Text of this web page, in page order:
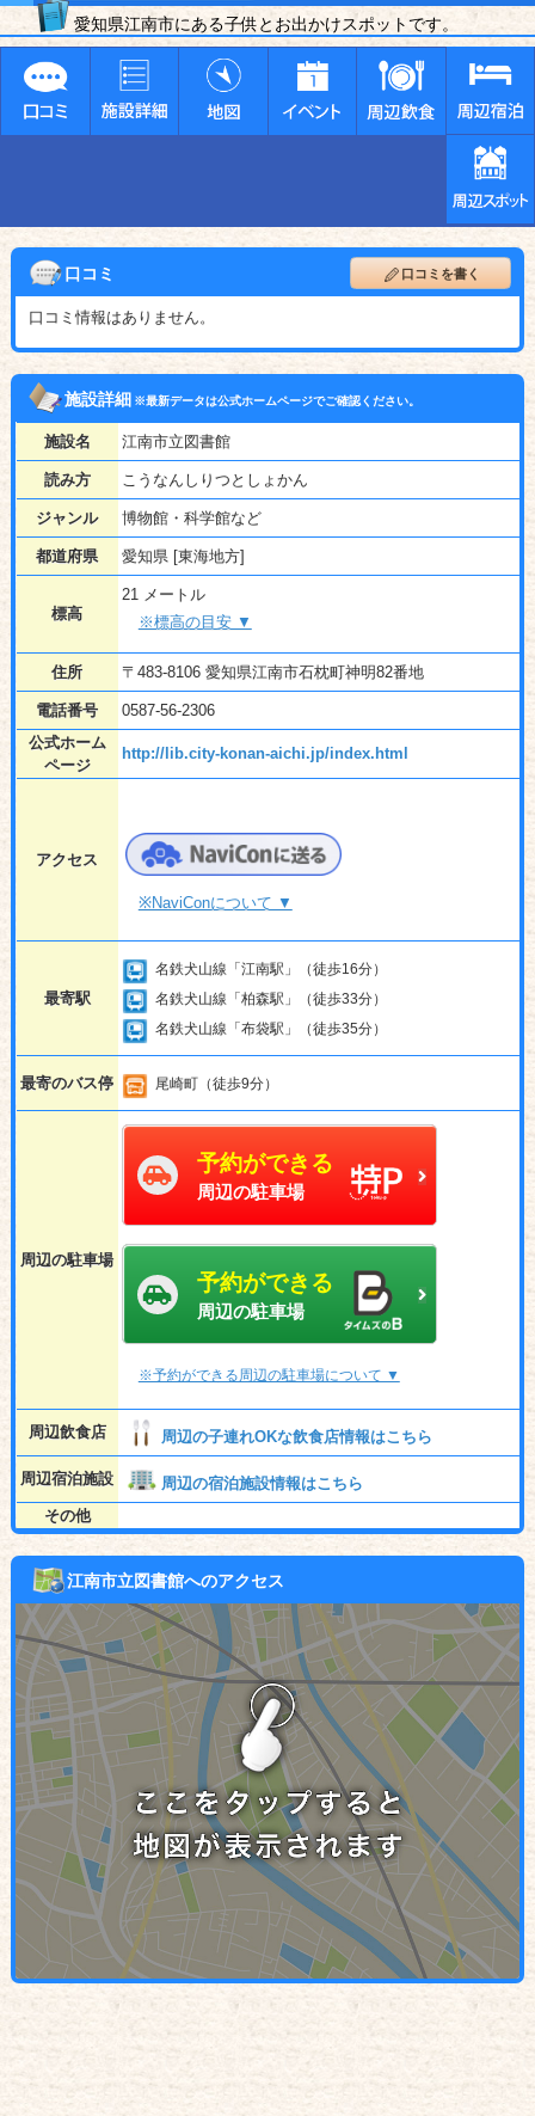
愛知県江南市にある子供とお出かけスポットです。
口コミ 口コミを書く
口コミ情報はありません。
施設詳細※最新データは公式ホームページでご確認ください。
施設名 江南市立図書館
読み方 こうなんしりつとしょかん
ジャンル 博物館・科学館など
都道府県 愛知県 [東海地方]
標高
21 メートル
※標高の目安 ▼
住所 〒483-8106 愛知県江南市石枕町神明82番地
電話番号
0587-56-2306
公式ホーム
ページ
http://lib.city-konan-aichi.jp/index.html
アクセス
※NaviConについて ▼
最寄駅
名鉄犬山線「江南駅」（徒歩16分）
名鉄犬山線「柏森駅」（徒歩33分）
名鉄犬山線「布袋駅」（徒歩35分）
最寄のバス停 尾崎町（徒歩9分）
周辺の駐車場
予約ができる
周辺の駐車場
予約ができる
周辺の駐車場
※予約ができる周辺の駐車場について ▼
周辺飲食店 周辺の子連れOKな飲食店情報はこちら
周辺宿泊施設
周辺の宿泊施設情報はこちら
その他
江南市立図書館へのアクセス